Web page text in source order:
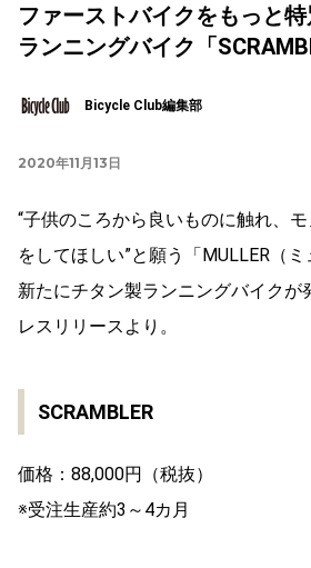
ファーストバイクをもっと
ランニングバイク「
Bicycle Club編集部
2020年11月13日
“子供のころから良いものに触れ、
をしてほしい”と願う「MULLER（ミ
新たにチタン製ランニングバイクが
レスリリースより。
SCRAMBLER
価格：88,000円（税抜）
※受注生産約3～4カ月